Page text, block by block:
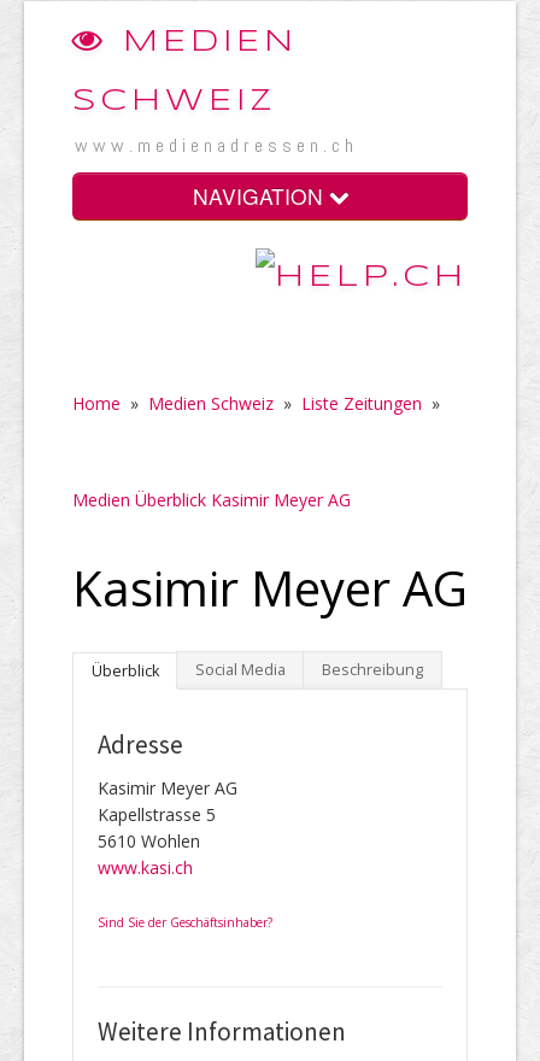
MEDIEN
SCHWEIZ
www.medienadressen.ch
NAVIGATION
Home » Medien Schweiz » Liste Zeitungen »
Medien Überblick Kasimir Meyer AG
Kasimir Meyer AG
Überblick Social Media Beschreibung
Adresse
Kasimir Meyer AG
Kapellstrasse 5
5610 Wohlen
www.kasi.ch
Sind Sie der Geschäftsinhaber?
Weitere Informationen